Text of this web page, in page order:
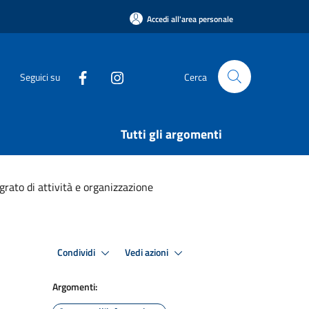
Accedi all'area personale
Seguici su Cerca
Tutti gli argomenti
di attività e organizzazione
Condividi Vedi azioni
Argomenti: